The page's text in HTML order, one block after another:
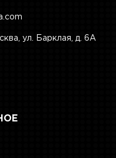
ул. Барклая, д. 6А